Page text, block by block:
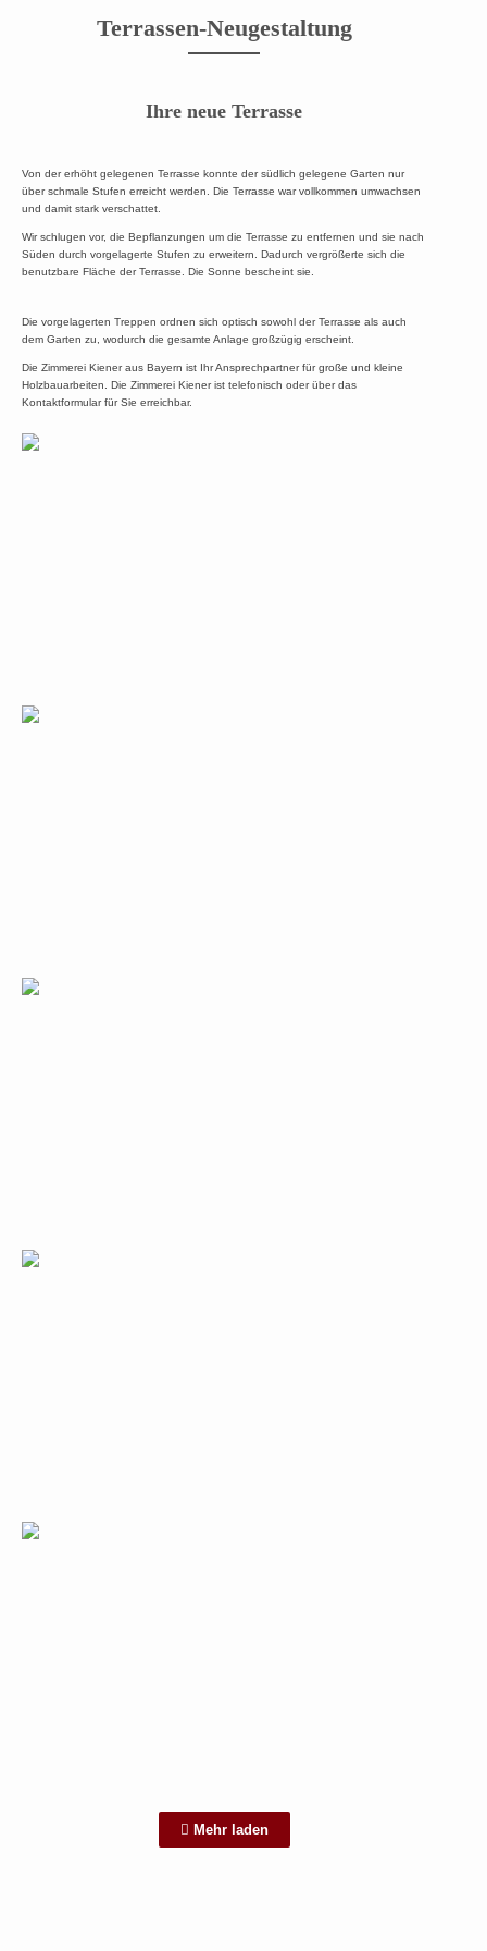
Terrassen-Neugestaltung
Ihre neue Terrasse
Von der erhöht gelegenen Terrasse konnte der südlich gelegene Garten nur
über schmale Stufen erreicht werden. Die Terrasse war vollkommen umwachsen
und damit stark verschattet.
Wir schlugen vor, die Bepflanzungen um die Terrasse zu entfernen und sie nach
Süden durch vorgelagerte Stufen zu erweitern. Dadurch vergrößerte sich die
benutzbare Fläche der Terrasse. Die Sonne bescheint sie.
Die vorgelagerten Treppen ordnen sich optisch sowohl der Terrasse als auch
dem Garten zu, wodurch die gesamte Anlage großzügig erscheint.
Die Zimmerei Kiener aus Bayern ist Ihr Ansprechpartner für große und kleine
Holzbauarbeiten. Die Zimmerei Kiener ist telefonisch oder über das
Kontaktformular für Sie erreichbar.
Mehr laden